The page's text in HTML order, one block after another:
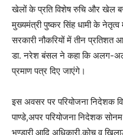
खेलों के प्रति विशेष रुचि और खेल
मुख्यमंत्री पुष्कर सिंह धामी के
सरकारी नौकरियों में तीन प्रतिशत
डा. नरेश बंसल ने कहा कि अलग-
प्रमाण पत्र दिए जाएंगे।
इस अवसर पर परियोजना निदेशक
पाण्डे,अपर परियोजना निदेशक सोनम
भण्डारी आदि अधिकारी,कोच व